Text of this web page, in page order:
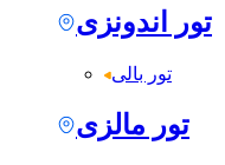
تور اندونزی
تور بالی
تور مالزی